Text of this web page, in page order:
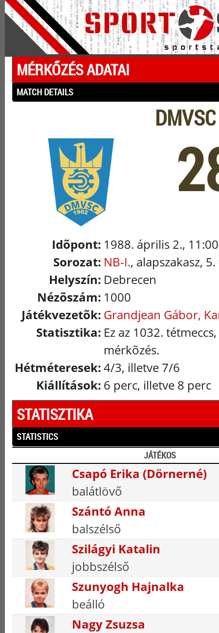
MÉRKŐZÉS ADATAI
MATCH DETAILS
Idõpont: 1988. április 2., 11:00
Sorozat: NB-I., alapszakasz,
Helyszín: Debrecen
Nézõszám: 1000
Játékvezetõk: Grandjean Gábor,
Statisztika: Ez az 1032.
mérkõzés.
Hétméteresek:4/3, illetve 7/6
Kiállítások: 6 perc, illetve 8 perc
STATISZTIKA
STATISTICS
JÁTÉKOS
Csapó Erika (Dörnerné)
balátlövő
Szántó Anna
balszélső
Szilágyi Katalin
jobbszélső
Szunyogh Hajnalka
beálló
Nagy Zsuzsa